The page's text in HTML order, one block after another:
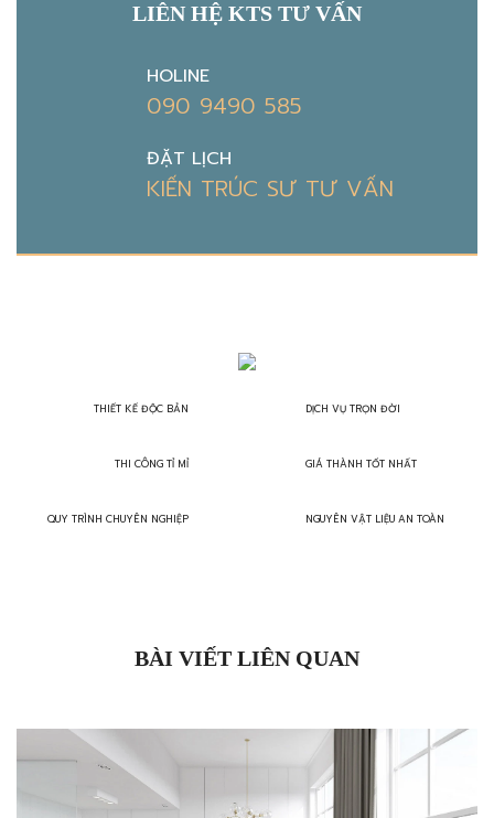
LIÊN HỆ KTS TƯ VẤN
HOLINE
090 9490 585
ĐẶT LỊCH
KIẾN TRÚC SƯ TƯ VẤN
THIẾT KẾ ĐỘC BẢN
THI CÔNG TỈ MỈ
QUY TRÌNH CHUYÊN NGHIỆP
DỊCH VỤ TRỌN ĐỜI
GIÁ THÀNH TỐT NHẤT
NGUYÊN VẬT LIỆU AN TOÀN
BÀI VIẾT LIÊN QUAN